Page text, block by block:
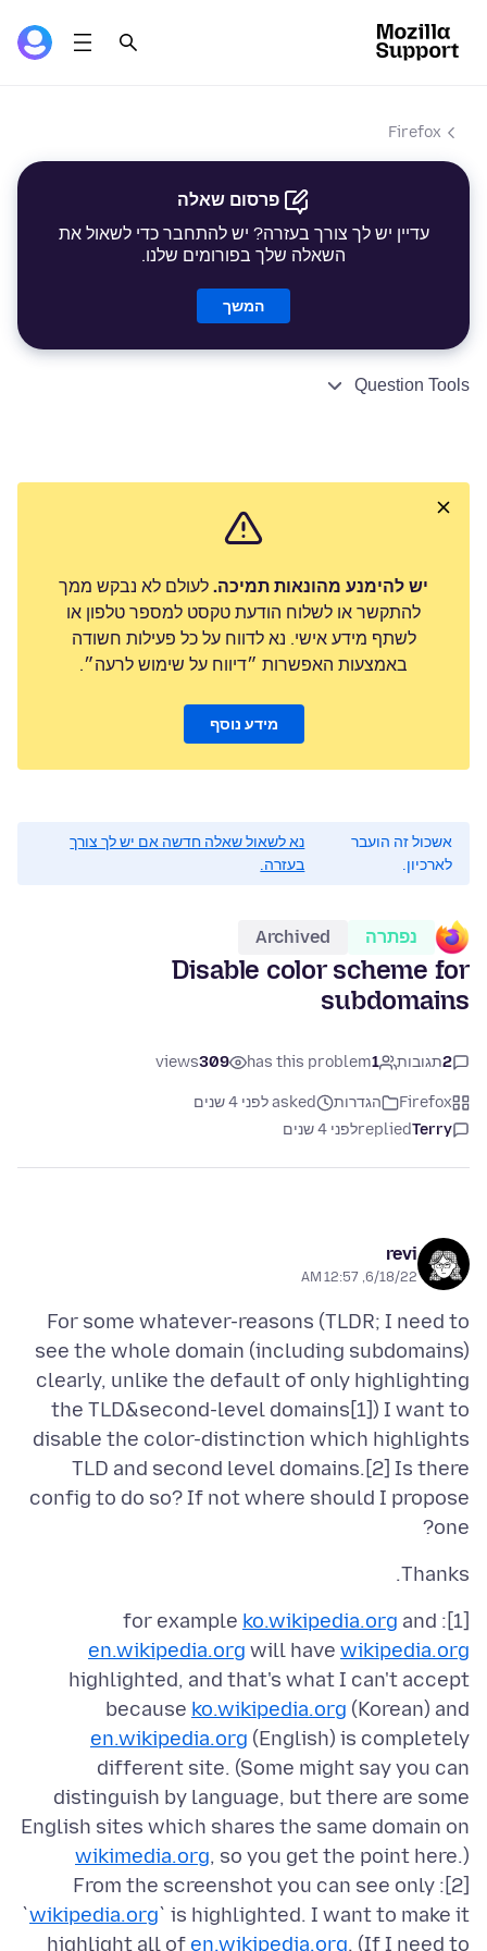
Firefox
פרסום שאלה
עדיין יש לך צורך בעזרה? יש להתחבר כדי לשאול את
השאלה שלך בפורומים שלנו.
המשך
Question Tools
יש להימנע מהונאות תמיכה. לעולם לא נבקש ממך
להתקשר או לשלוח הודעת טקסט למספר טלפון או
לשתף מידע אישי. נא לדווח על כל פעילות חשודה
באמצעות האפשרות ״דיווח על שימוש לרעה״.
מידע נוסף
אשכול זה הועבר
לארכיון.
נא לשאול שאלה חדשה אם יש לך צורך
בעזרה.
נפתרה Archived
Disable color scheme for
subdomains
2תגובות 1
has this problem
309
views
Firefox הגדרות
asked לפני 4 שנים
Terry
repliedלפני 4 שנים
revi
6/18/22, 12:57 AM
For some whatever-reasons (TLDR; I need to
see the whole domain (including subdomains)
clearly, unlike the default of only highlighting
the TLD&second-level domains[1]) I want to
disable the color-distinction which highlights
TLD and second level domains.[2] Is there
config to do so? If not where should I propose
one?
Thanks.
[1]: for example
ko.wikipedia.org and
en.wikipedia.org will have wikipedia.org
highlighted, and that's what I can't accept
because ko.wikipedia.org (Korean) and
en.wikipedia.org (English) is completely
different site. (Some might say you can
distinguish by language, but there are some
English sites which shares the same domain on
wikimedia.org
[2]: From the screenshot you can see only
`wikipedia.org` is highlighted. I want to make it
highlight all of en.wikipedia.org. (If I need to